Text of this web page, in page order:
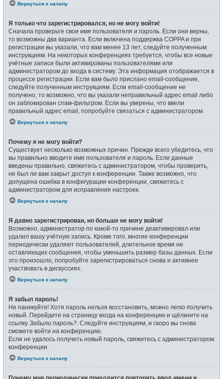
Вернуться к началу
Я только что зарегистрировался, но не могу войти!
Сначала проверьте свои имя пользователя и пароль. Если они верны,
то возможны два варианта. Если включена поддержка COPPA и при
регистрации вы указали, что вам менее 13 лет, следуйте полученным
инструкциям. На некоторых конференциях требуется, чтобы все новые
учётные записи были активированы пользователями или
администратором до входа в систему. Эта информация отображается в
процессе регистрации. Если вам было прислано email-сообщение,
следуйте полученным инструкциям. Если email-сообщение не
получено, то возможно, что вы указали неправильный адрес email либо
он заблокирован спам-фильтром. Если вы уверены, что ввели
правильный адрес email, попробуйте связаться с администратором.
Вернуться к началу
Почему я не могу войти?
Существует несколько возможных причин. Прежде всего убедитесь, что
вы правильно вводите имя пользователя и пароль. Если данные
введены правильно, свяжитесь с администратором, чтобы проверить,
не был ли вам закрыт доступ к конференции. Также возможно, что
допущена ошибка в конфигурации конференции, свяжитесь с
администратором для исправления настроек.
Вернуться к началу
Я давно зарегистрирован, но больше не могу войти!
Возможно, администратор по какой-то причине деактивировал или
удалил вашу учётную запись. Кроме того, многие конференции
периодически удаляют пользователей, длительное время не
оставляющих сообщения, чтобы уменьшить размер базы данных. Если
это произошло, попробуйте зарегистрироваться снова и активнее
участвовать в дискуссиях.
Вернуться к началу
Я забыл пароль!
Не паникуйте! Хотя пароль нельзя восстановить, можно легко получить
новый. Перейдите на страницу входа на конференцию и щёлкните на
ссылку Забыли пароль? . Следуйте инструкциям, и скоро вы снова
сможете войти на конференцию.
Если не удалось получить новый пароль, свяжитесь с администратором
конференции.
Вернуться к началу